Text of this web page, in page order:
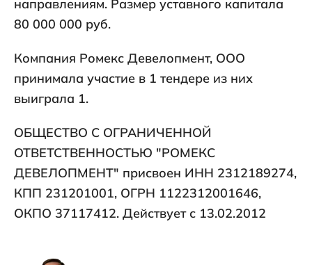
направлениям. Размер уставного капитала
80 000 000 руб.
Компания Ромекс Девелопмент, ООО
принимала участие в 1 тендере из них
выиграла 1.
ОБЩЕСТВО С ОГРАНИЧЕННОЙ
ОТВЕТСТВЕННОСТЬЮ "РОМЕКС
ДЕВЕЛОПМЕНТ" присвоен ИНН 2312189274,
КПП 231201001, ОГРН 1122312001646,
ОКПО 37117412. Действует с 13.02.2012